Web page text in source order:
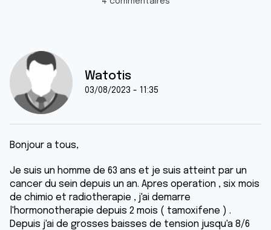
Watotis
03/08/2023 - 11:35
Bonjour a tous,
Je suis un homme de 63 ans et je suis atteint par un
cancer du sein depuis un an. Apres operation , six mois
de chimio et radiotherapie , j'ai demarre
l'hormonotherapie depuis 2 mois ( tamoxifene ) .
Depuis j'ai de grosses baisses de tension jusqu'a 8/6